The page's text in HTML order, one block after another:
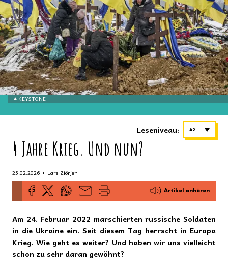
KEYSTONE
Leseniveau: A2
4 Jahre Krieg. Und nun?
25.02.2026 • Lars Ziörjen
Artikel anhören
Am 24. Februar 2022 marschierten russische Soldaten
in die Ukraine ein. Seit diesem Tag herrscht in Europa
Krieg. Wie geht es weiter? Und haben wir uns vielleicht
schon zu sehr daran gewöhnt?